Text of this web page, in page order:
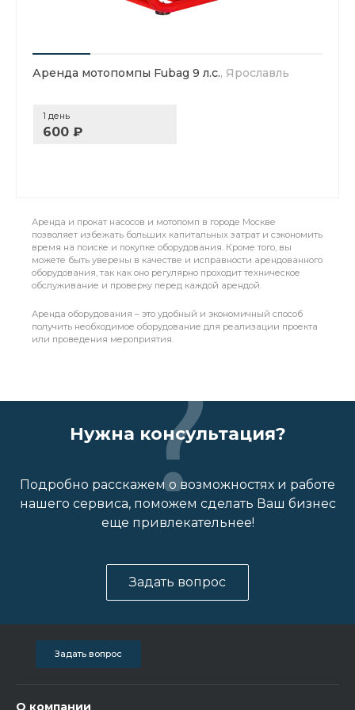
Аренда мотопомпы Fubag 9 л.с., Ярославль
1 день
600 ₽
Аренда и прокат насосов и мотопомп в городе Москве
позволяет избежать больших капитальных затрат и сэкономить
время на поиске и покупке оборудования. Кроме того, вы
можете быть уверены в качестве и исправности арендованного
оборудования, так как оно регулярно проходит техническое
обслуживание и проверку перед каждой арендой.
Аренда оборудования – это удобный и экономичный способ
получить необходимое оборудование для реализации проекта
или проведения мероприятия.
Нужна консультация?
Подробно расскажем о возможностях и работе
нашего сервиса, поможем сделать Ваш бизнес
еще привлекательнее!
Задать вопрос
Задать вопрос
О компании